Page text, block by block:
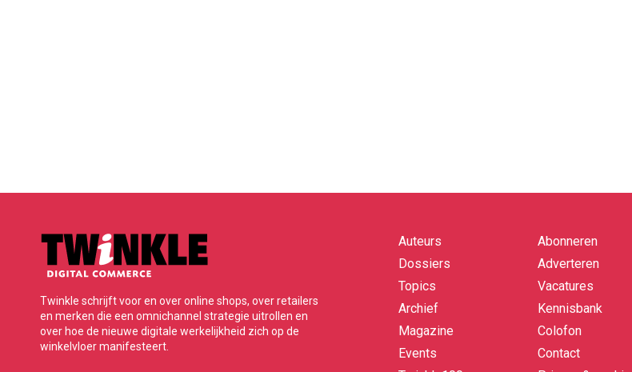
Twinkle schrijft voor en over online shops, over retailers
en merken die een omnichannel strategie uitrollen en
over hoe de nieuwe digitale werkelijkheid zich op de
winkelvloer manifesteert.
Quick
links
Auteurs
Dossiers
Topics
Archief
Magazine
Events
Abonneren
Adverteren
Vacatures
Kennisbank
Colofon
Contact